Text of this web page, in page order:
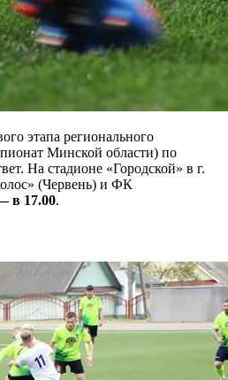
этапа регионального
Минской области) по
На стадионе «Городской» в г.
(Червень) и ФК
в 17.00.